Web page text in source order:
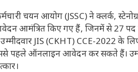
चयन आयोग (JSSC) ने क्लर्क,
आमंत्रित किए गए हैं, जिनमें से 27 पद
JIS (CKHT) CCE-2022 के
पहले ऑनलाइन आवेदन कर सकते हैं।